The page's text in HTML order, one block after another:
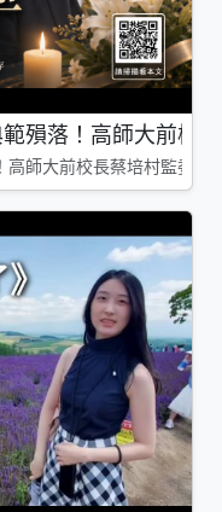
殞落！高師大前校
高師大前校長蔡培村監委